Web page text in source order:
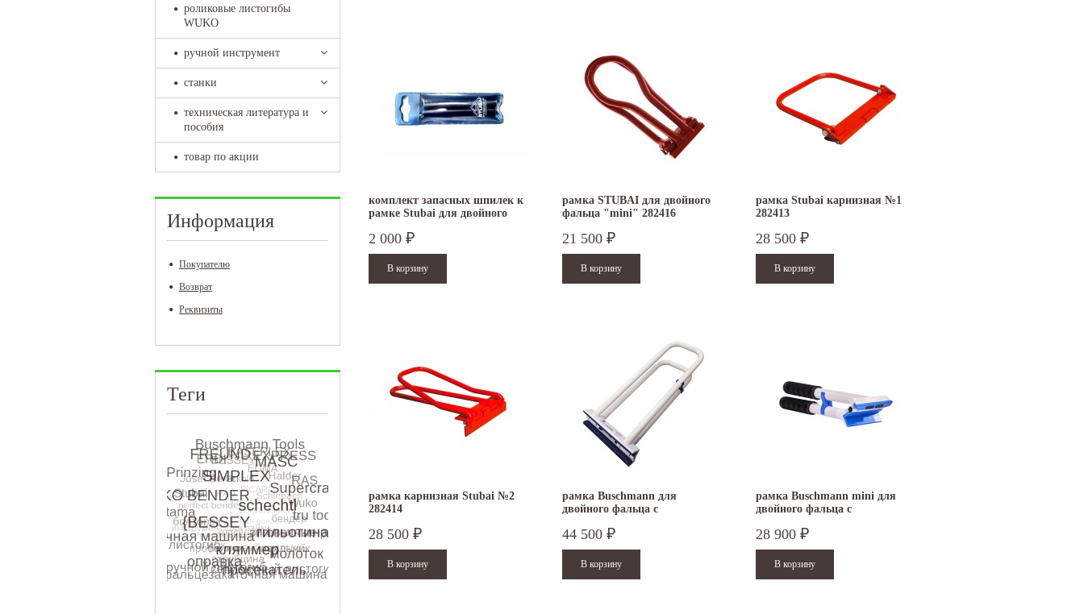
роликовые листогибы
WUKO
ручной инструмент
станки
техническая литература и
пособия
товар по акции
Информация
Покупателю
Возврат
Реквизиты
Теги
комплект запасных шпилек к
рамке Stubai для двойного
2 000 ₽
рамка STUBAI для двойного
фальца "mini" 282416
21 500 ₽
рамка Stubai карнизная №1
282413
28 500 ₽
рамка карнизная Stubai №2
282414
28 500 ₽
рамка Buschmann для
двойного фальца с
44 500 ₽
рамка Buschmann mini для
двойного фальца с
28 900 ₽